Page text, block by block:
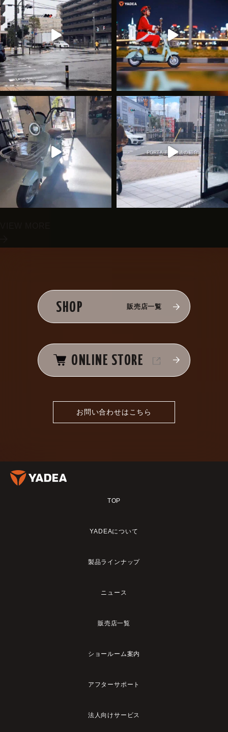
SHOP 販売店一覧
ONLINE STORE
お問い合わせはこちら
TOP
YADEAについて
製品ラインナップ
ニュース
販売店一覧
ショールーム案内
アフターサポート
法人向けサービス